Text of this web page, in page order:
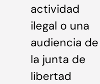
actividad
ilegal o una
audiencia de
la junta de
libertad